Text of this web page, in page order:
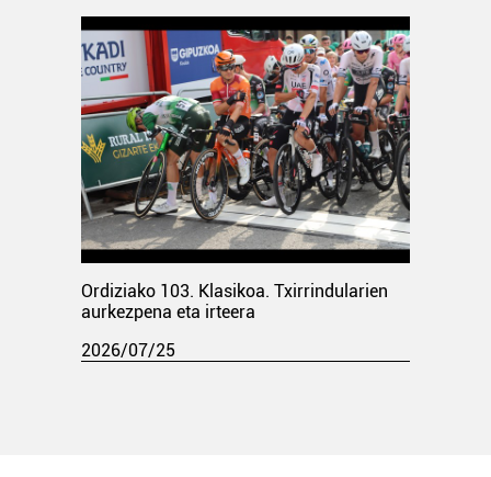
Ordiziako 103. Klasikoa. Txirrindularien
aurkezpena eta irteera
2026/07/25